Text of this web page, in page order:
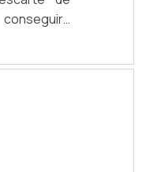
meio da
em
é
com a